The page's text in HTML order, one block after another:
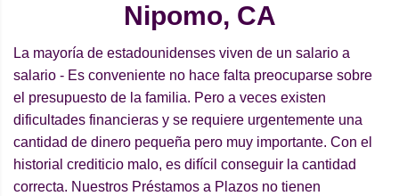
Nipomo, CA
La mayoría de estadounidenses viven de un salario a
salario - Es conveniente no hace falta preocuparse sobre
el presupuesto de la familia. Pero a veces existen
dificultades financieras y se requiere urgentemente una
cantidad de dinero pequeña pero muy importante. Con el
historial crediticio malo, es difícil conseguir la cantidad
correcta. Nuestros Préstamos a Plazos no tienen